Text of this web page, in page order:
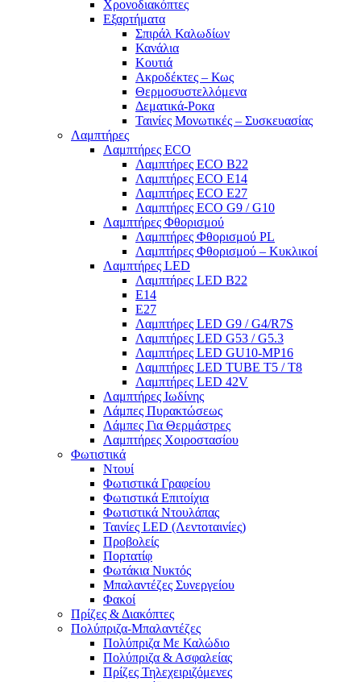
Χρονοδιακόπτες
Εξαρτήματα
Σπιράλ Καλωδίων
Κανάλια
Κουτιά
Ακροδέκτες – Κως
Θερμοσυστελλόμενα
Δεματικά-Ροκα
Ταινίες Μονωτικές – Συσκευασίας
Λαμπτήρες
Λαμπτήρες ECO
Λαμπτήρες ECO B22
Λαμπτήρες ECO E14
Λαμπτήρες ECO E27
Λαμπτήρες ECO G9 / G10
Λαμπτήρες Φθορισμού
Λαμπτήρες Φθορισμού PL
Λαμπτήρες Φθορισμού – Κυκλικοί
Λαμπτήρες LED
Λαμπτήρες LED B22
E14
E27
Λαμπτήρες LED G9 / G4/R7S
Λαμπτήρες LED G53 / G5.3
Λαμπτήρες LED GU10-ΜΡ16
Λαμπτήρες LED TUBE T5 / T8
Λαμπτήρες LED 42V
Λαμπτήρες Ιωδίνης
Λάμπες Πυρακτώσεως
Λάμπες Για Θερμάστρες
Λαμπτήρες Χοιροστασίου
Φωτιστικά
Ντουί
Φωτιστικά Γραφείου
Φωτιστικά Επιτοίχια
Φωτιστικά Ντουλάπας
Ταινίες LED (Λεντοταινίες)
Προβολείς
Πορτατίφ
Φωτάκια Νυκτός
Μπαλαντέζες Συνεργείου
Φακοί
Πρίζες & Διακόπτες
Πολύπριζα-Μπαλαντέζες
Πολύπριζα Με Καλώδιο
Πολύπριζα & Ασφαλείας
Πρίζες Τηλεχειριζόμενες